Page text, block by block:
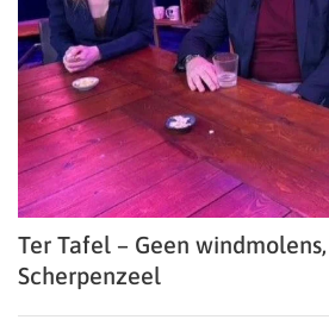
Ter Tafel – Geen
Scherpenzeel